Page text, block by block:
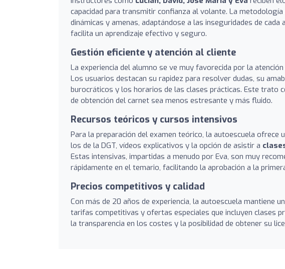
capacidad para transmitir confianza al volante. La
dinámicas y amenas, adaptándose a las inseguridades de
facilita un aprendizaje efectivo y seguro.
Gestión eficiente y atención al cliente
La experiencia del alumno se ve muy favorecida por la
Los usuarios destacan su rapidez para resolver dudas, su
burocráticos y los horarios de las clases prácticas. Este trato
de obtención del carnet sea menos estresante y más fluido.
Recursos teóricos y cursos intensivos
Para la preparación del examen teórico, la autoescuela ofrece
los de la DGT, vídeos explicativos y la opción de asistir a
Estas intensivas, impartidas a menudo por Eva, son muy
rápidamente en el temario, facilitando la aprobación a la
Precios competitivos y calidad
Con más de 20 años de experiencia, la autoescuela mantiene
tarifas competitivas y ofertas especiales que incluyen clases
la transparencia en los costes y la posibilidad de obtener su